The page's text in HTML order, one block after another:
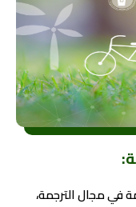
في مجال الترجمة،